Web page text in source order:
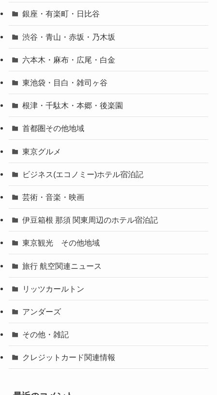
銀座・有楽町・日比谷
渋谷・青山・赤坂・乃木坂
六本木・麻布・広尾・白金
東池袋・目白・雑司ヶ谷
根津・千駄木・本郷・後楽園
首都圏その他地域
東京グルメ
ビジネス(エコノミー)ホテル宿泊記
芸術・音楽・映画
伊豆箱根 那須 関東周辺のホテル宿泊記
東京観光 その他地域
旅行 航空関連ニュース
リッツカールトン
アンダーズ
その他・雑記
クレジットカード関連情報